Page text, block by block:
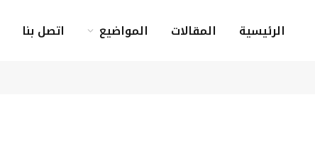
الرئيسية المقالات المواضيع اتصل بنا